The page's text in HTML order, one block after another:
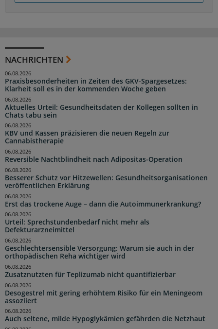
NACHRICHTEN
Praxisbesonderheiten in Zeiten des GKV-Spargesetzes:
Klarheit soll es in der kommenden Woche geben
06.08.2026
Aktuelles Urteil: Gesundheitsdaten der Kollegen sollten in
Chats tabu sein
06.08.2026
KBV und Kassen präzisieren die neuen Regeln zur
Cannabistherapie
06.08.2026
Reversible Nachtblindheit nach Adipositas-Operation
06.08.2026
Besserer Schutz vor Hitzewellen: Gesundheitsorganisationen
veröffentlichen Erklärung
06.08.2026
Erst das trockene Auge – dann die Autoimmunerkrankung?
06.08.2026
Urteil: Sprechstundenbedarf nicht mehr als
Defekturarzneimittel
06.08.2026
Geschlechtersensible Versorgung: Warum sie auch in der
orthopädischen Reha wichtiger wird
06.08.2026
Zusatznutzten für Teplizumab nicht quantifizierbar
06.08.2026
Desogestrel mit gering erhöhtem Risiko für ein Meningeom
assoziiert
06.08.2026
Auch seltene, milde Hypoglykämien gefährden die Netzhaut
06.08.2026